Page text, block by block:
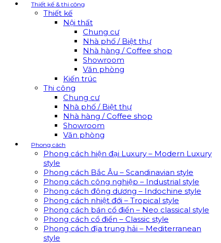
Thiết kế & thi công
Thiết kế
Nội thất
Chung cư
Nhà phố / Biệt thự
Nhà hàng / Coffee shop
Showroom
Văn phòng
Kiến trúc
Thi công
Chung cư
Nhà phố / Biệt thự
Nhà hàng / Coffee shop
Showroom
Văn phòng
Phong cách
Phong cách hiện đại Luxury – Modern Luxury
style
Phong cách Bắc Âu – Scandinavian style
Phong cách công nghiệp – Industrial style
Phong cách đông dương – Indochine style
Phong cách nhiệt đới – Tropical style
Phong cách bán cổ điển – Neo classical style
Phong cách cổ điển – Classic style
Phong cách địa trung hải – Mediterranean
style